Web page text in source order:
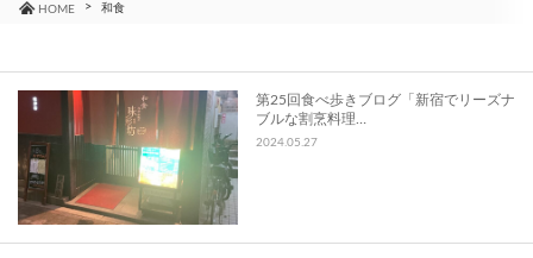
HOME 和食
第25回食べ歩きブログ「新宿でリーズナ
ブルな割烹料理…
2024.05.27
アクセス